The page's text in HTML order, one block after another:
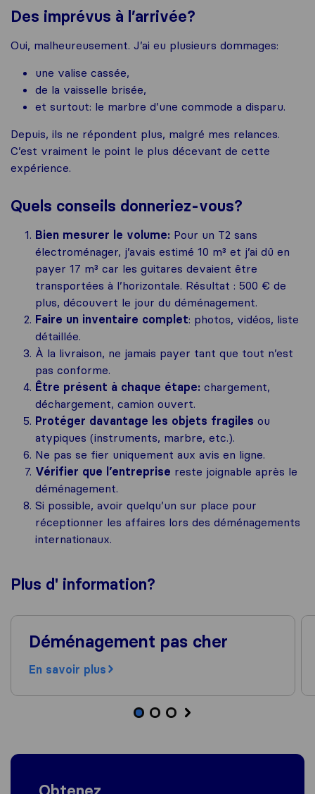
Des imprévus à l’arrivée?
Oui, malheureusement. J’ai eu plusieurs dommages:
une valise cassée,
de la vaisselle brisée,
et surtout: le marbre d’une commode a disparu.
Depuis, ils ne répondent plus, malgré mes relances.
C’est vraiment le point le plus décevant de cette
expérience.
Quels conseils donneriez-vous?
Bien mesurer le volume: Pour un T2 sans
électroménager, j’avais estimé 10 m³ et j’ai dû en
payer 17 m³ car les guitares devaient être
transportées à l’horizontale. Résultat : 500 € de
plus, découvert le jour du déménagement.
Faire un inventaire complet: photos, vidéos, liste
détaillée.
À la livraison, ne jamais payer tant que tout n’est
pas conforme.
Être présent à chaque étape: chargement,
déchargement, camion ouvert.
Protéger davantage les objets fragiles ou
atypiques (instruments, marbre, etc.).
Ne pas se fier uniquement aux avis en ligne.
Vérifier que l’entreprise reste joignable après le
déménagement.
Si possible, avoir quelqu’un sur place pour
réceptionner les affaires lors des déménagements
internationaux.
Plus d' information?
Déménagement pas cher
En savoir plus